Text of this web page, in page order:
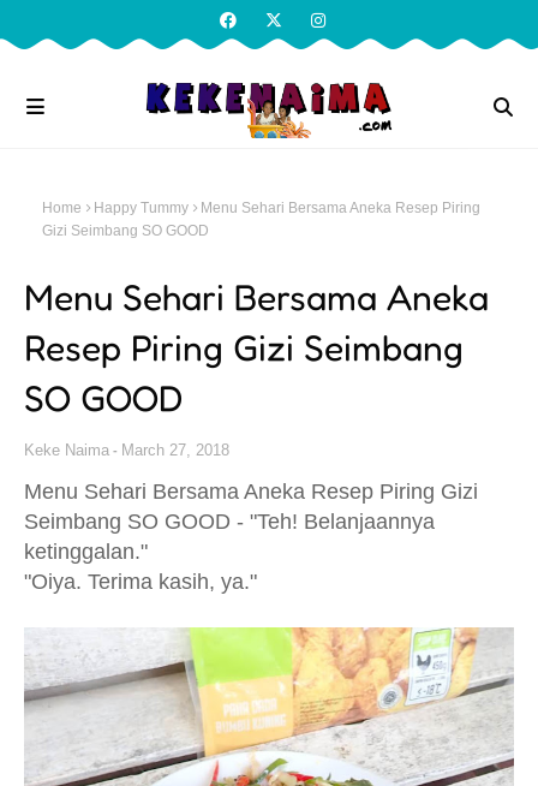
Home Happy Tummy
Menu Sehari Bersama Aneka Resep Piring
Gizi Seimbang SO GOOD
Menu Sehari Bersama Aneka
Resep Piring Gizi Seimbang
SO GOOD
Keke Naima March 27, 2018
Menu Sehari Bersama Aneka Resep Piring Gizi
Seimbang SO GOOD - "Teh! Belanjaannya
ketinggalan."
"Oiya. Terima kasih, ya."